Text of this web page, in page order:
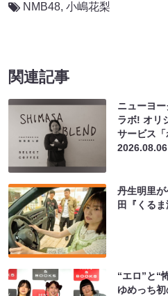
NMB48, 小嶋花梨
関連記事
ニューヨ
ラボ! オリ
サービス
2026.08.06
丹生明里
田『くる
“エロ”と“
ゆめっち